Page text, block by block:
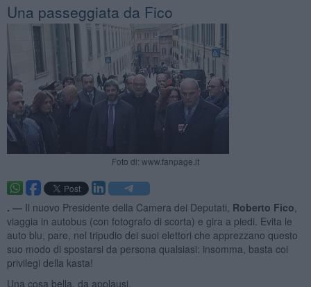
Una passeggiata da Fico
Foto di: www.fanpage.it
. — Il nuovo Presidente della Camera dei Deputati, Roberto Fico
viaggia in autobus (con fotografo di scorta) e gira a piedi. Evita le
auto blu, pare, nel tripudio dei suoi elettori che apprezzano questo
suo modo di spostarsi da persona qualsiasi: insomma, basta coi
privilegi della kasta!
Una cosa bella, da applausi.